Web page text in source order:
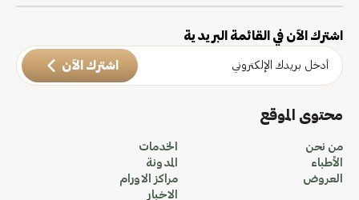
اشترك الآن في القائمة البريدية
اشترك الآن
محتوى الموقع
من نحن
الأطباء
العروض
الخدمات
المدونة
مراكز الاورام
الاخبار